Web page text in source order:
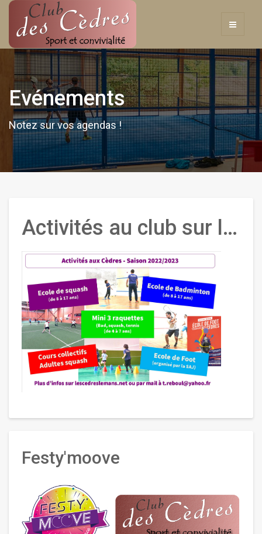
Evénements
Notez sur vos agendas !
Activités au club sur la saison
Festy'moove